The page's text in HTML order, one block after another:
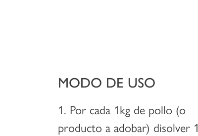
MODO DE USO
1. Por cada 1kg de pollo (o
producto a adobar) disolver 1